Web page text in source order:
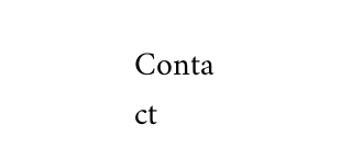
Conta
ct